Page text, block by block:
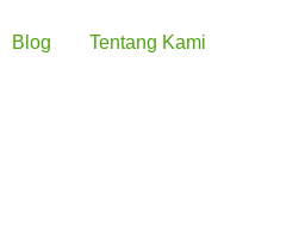
Blog Tentang Kami